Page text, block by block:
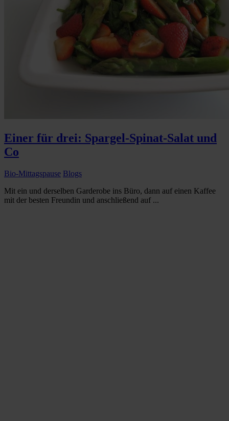
Einer für drei: Spargel-Spinat-Salat und
Co
Bio-Mittagspause Blogs
Mit ein und derselben Garderobe ins Büro, dann auf einen Kaffee
mit der besten Freundin und anschließend auf ...